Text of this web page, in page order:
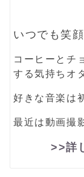
いつでも笑顔
コーヒーとチ
する気持ちオ
好きな音楽は
最近は動画撮
>>詳